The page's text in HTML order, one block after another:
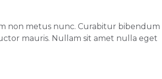
non metus nunc. Curabitur bibendum
mauris. Nullam sit amet nulla eget